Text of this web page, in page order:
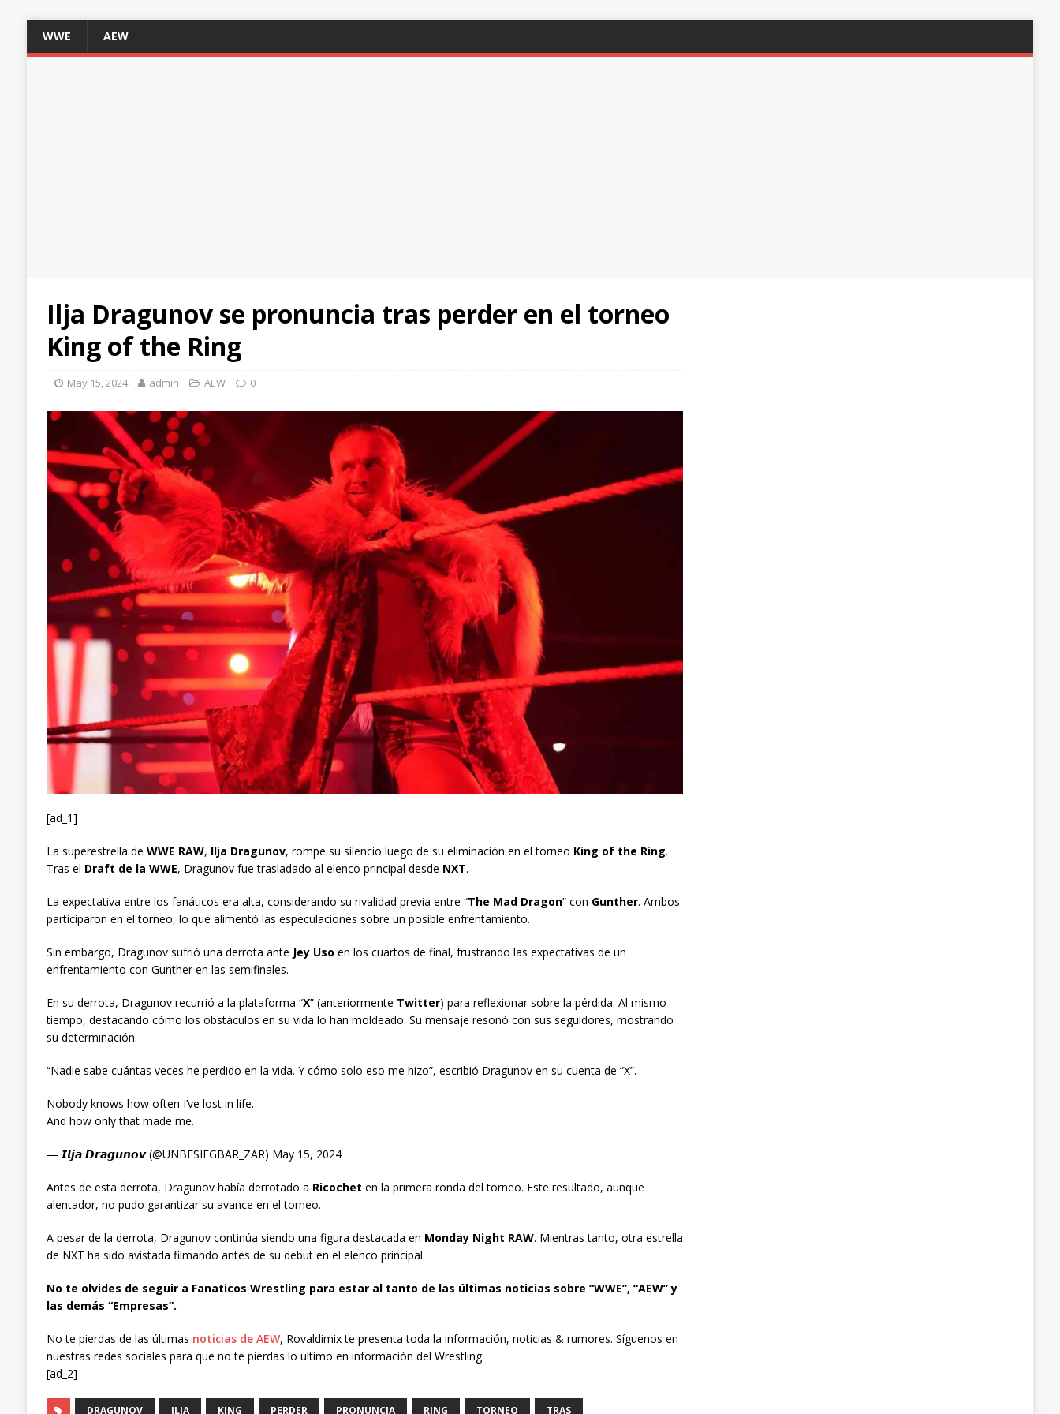
WWE AEW
Ilja Dragunov se pronuncia tras perder en el torneo
King of the Ring
May 15, 2024 admin AEW 0
[ad_1]
La superestrella de WWE RAW, Ilja Dragunov, rompe su silencio luego de su eliminación en el torneo King of the Ring.
Tras el Draft de la WWE, Dragunov fue trasladado al elenco principal desde NXT.
La expectativa entre los fanáticos era alta, considerando su rivalidad previa entre “The Mad Dragon” con Gunther. Ambos
participaron en el torneo, lo que alimentó las especulaciones sobre un posible enfrentamiento.
Sin embargo, Dragunov sufrió una derrota ante Jey Uso en los cuartos de final, frustrando las expectativas de un
enfrentamiento con Gunther en las semifinales.
En su derrota, Dragunov recurrió a la plataforma “X” (anteriormente Twitter) para reflexionar sobre la pérdida. Al mismo
tiempo, destacando cómo los obstáculos en su vida lo han moldeado. Su mensaje resonó con sus seguidores, mostrando
su determinación.
“Nadie sabe cuántas veces he perdido en la vida. Y cómo solo eso me hizo”, escribió Dragunov en su cuenta de “X”.
Nobody knows how often I’ve lost in life.
And how only that made me.
— 𝙄𝙡𝙟𝙖 𝘿𝙧𝙖𝙜𝙪𝙣𝙤𝙫 (@UNBESIEGBAR_ZAR) May 15, 2024
Antes de esta derrota, Dragunov había derrotado a Ricochet en la primera ronda del torneo. Este resultado, aunque
alentador, no pudo garantizar su avance en el torneo.
A pesar de la derrota, Dragunov continúa siendo una figura destacada en Monday Night RAW. Mientras tanto, otra estrella
de NXT ha sido avistada filmando antes de su debut en el elenco principal.
No te olvides de seguir a Fanaticos Wrestling para estar al tanto de las últimas noticias sobre “WWE”, “AEW” y
las demás “Empresas”.
No te pierdas de las últimas noticias de AEW, Rovaldimix te presenta toda la información, noticias & rumores. Síguenos en
nuestras redes sociales para que no te pierdas lo ultimo en información del Wrestling.
[ad_2]
DRAGUNOV ILJA KING PERDER PRONUNCIA RING TORNEO TRAS